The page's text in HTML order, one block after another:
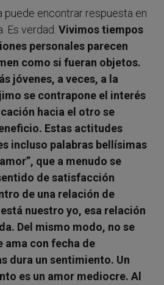
puede encontrar respuesta en
Es verdad. Vivimos tiempos
personales parecen
como si fueran objetos.
jóvenes, a veces, a la
se contrapone el interés
hacia el otro se
Estas actitudes
incluso palabras bellísimas
que a menudo se
de satisfacción
de una relación de
nuestro yo, esa relación
Del mismo modo, no se
ama con fecha de
dura un sentimiento. Un
es un amor mediocre. Al